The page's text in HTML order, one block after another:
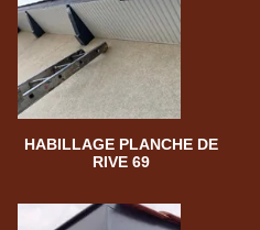
HABILLAGE PLANCHE DE
RIVE 69